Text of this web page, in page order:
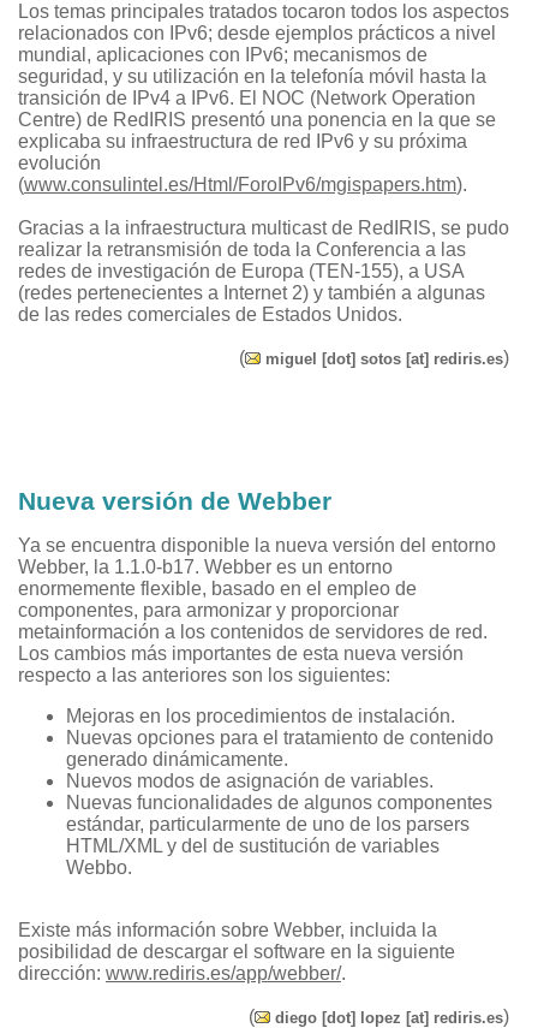
Los temas principales tratados tocaron todos los aspectos
relacionados con IPv6; desde ejemplos prácticos a nivel
mundial, aplicaciones con IPv6; mecanismos de
seguridad, y su utilización en la telefonía móvil hasta la
transición de IPv4 a IPv6. El NOC (Network Operation
Centre) de RedIRIS presentó una ponencia en la que se
explicaba su infraestructura de red IPv6 y su próxima
evolución
(www.consulintel.es/Html/ForoIPv6/mgispapers.htm).
Gracias a la infraestructura multicast de RedIRIS, se pudo
realizar la retransmisión de toda la Conferencia a las
redes de investigación de Europa (TEN-155), a USA
(redes pertenecientes a Internet 2) y también a algunas
de las redes comerciales de Estados Unidos.
( miguel [dot] sotos [at] rediris.es)
Nueva versión de Webber
Ya se encuentra disponible la nueva versión del entorno
Webber, la 1.1.0-b17. Webber es un entorno
enormemente flexible, basado en el empleo de
componentes, para armonizar y proporcionar
metainformación a los contenidos de servidores de red.
Los cambios más importantes de esta nueva versión
respecto a las anteriores son los siguientes:
Mejoras en los procedimientos de instalación.
Nuevas opciones para el tratamiento de contenido
generado dinámicamente.
Nuevos modos de asignación de variables.
Nuevas funcionalidades de algunos componentes
estándar, particularmente de uno de los parsers
HTML/XML y del de sustitución de variables
Webbo.
Existe más información sobre Webber, incluida la
posibilidad de descargar el software en la siguiente
dirección: www.rediris.es/app/webber/.
( diego [dot] lopez [at] rediris.es)